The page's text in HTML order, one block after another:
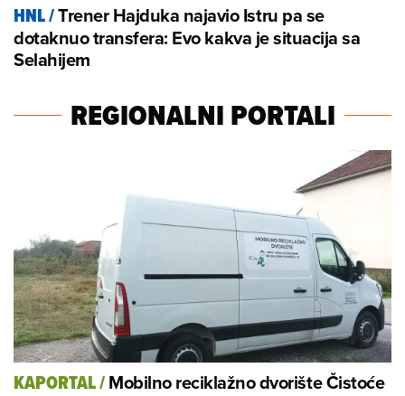
HNL/Trener Hajduka najavio Istru pa se
dotaknuo transfera: Evo kakva je situacija sa
Selahijem
REGIONALNI PORTALI
KAPORTAL/Mobilno reciklažno dvorište Čistoće